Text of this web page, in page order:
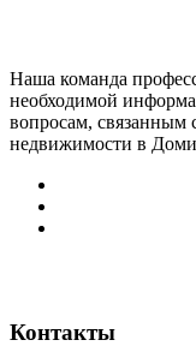
Наша команда
необходимой
вопросам, связанным
недвижимости в
Контакты